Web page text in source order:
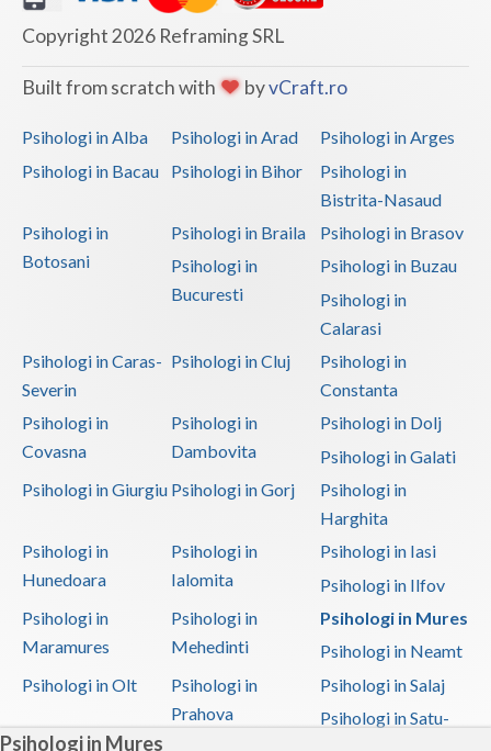
Psihologi in Mures
Copyright 2026 Reframing SRL
Built from scratch with byvCraft.ro
Psihologi in Alba Psihologi in Arad
Psihologi in Arges
Psihologi in Bacau
Psihologi in Bihor
Psihologi in
Bistrita-Nasaud
Psihologi in
Botosani
Psihologi in Braila
Psihologi in Brasov
Psihologi in
Bucuresti
Psihologi in Buzau
Psihologi in
Calarasi
Psihologi in Caras-
Severin
Psihologi in Cluj
Psihologi in
Constanta
Psihologi in
Covasna
Psihologi in
Dambovita
Psihologi in Dolj
Psihologi in Galati
Psihologi in Giurgiu Psihologi in Gorj
Psihologi in
Harghita
Psihologi in
Hunedoara
Psihologi in
Ialomita
Psihologi in Iasi
Psihologi in Ilfov
Psihologi in
Maramures
Psihologi in
Mehedinti
Psihologi in Mures
Psihologi in Neamt
Psihologi in Olt
Psihologi in
Prahova
Psihologi in Salaj
Psihologi in Satu-